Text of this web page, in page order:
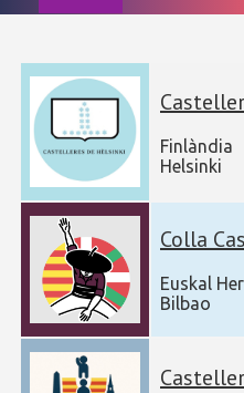
Finlàndia
Helsinki
Colla
Euskal
Bilbao